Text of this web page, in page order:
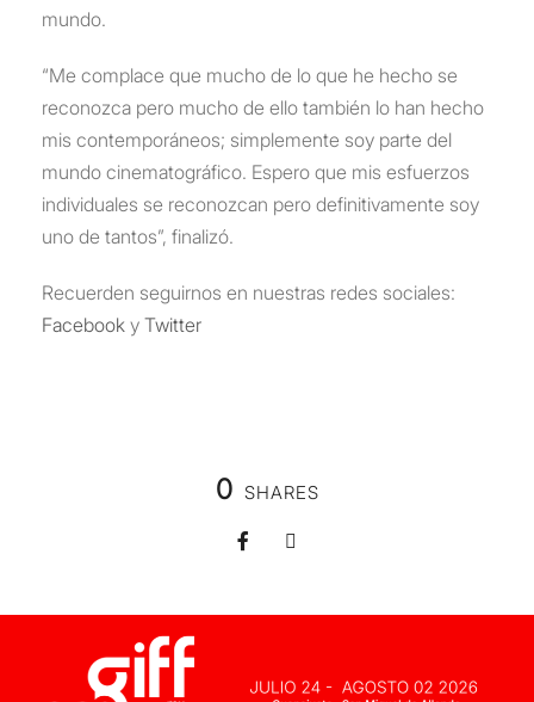
mundo.
“Me complace que mucho de lo que he hecho se
reconozca pero mucho de ello también lo han hecho
mis contemporáneos; simplemente soy parte del
mundo cinematográfico. Espero que mis esfuerzos
individuales se reconozcan pero definitivamente soy
uno de tantos”, finalizó.
Recuerden seguirnos en nuestras redes sociales:
Facebook y Twitter
0 SHARES